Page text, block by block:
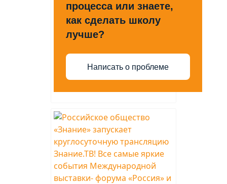
процесса или знаете,
как сделать школу
лучше?
Написать о проблеме